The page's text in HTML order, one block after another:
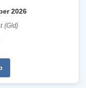
2026
(Gld)